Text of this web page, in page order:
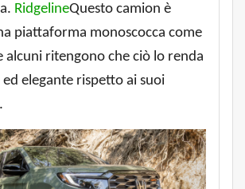
RidgelineQuesto camion è
piattaforma monoscocca come
alcuni ritengono che ciò lo renda
elegante rispetto ai suoi